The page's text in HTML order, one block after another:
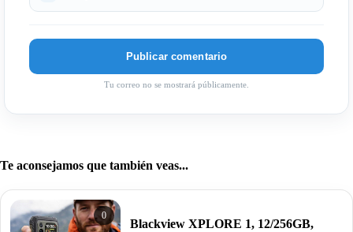
Tu correo no se mostrará públicamente.
Te aconsejamos que también veas...
0
Blackview XPLORE 1, 12/256GB,